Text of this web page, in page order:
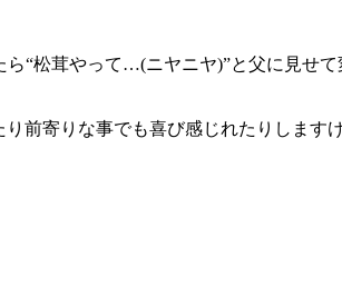
“松茸やって…(ニヤニヤ)”と父に見せて
前寄りな事でも喜び感じれたりします